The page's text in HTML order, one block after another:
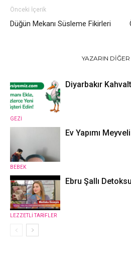
Önceki İçerik
Düğün Mekanı Süsleme Fikirleri
YAZARIN
GEZİ
Diyarbakır
BEBEK
Ev Yapımı
LEZZETLİ TARİFLER
Ebru Şallı Detoksu